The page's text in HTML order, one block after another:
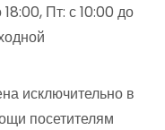
Пт: с 10:00 до
исключительно в
посетителям